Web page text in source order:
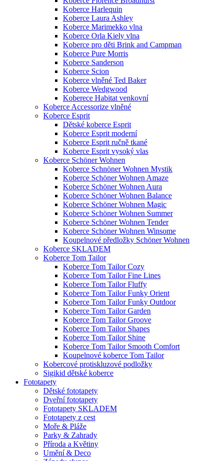
Koberce Harlequin
Koberce Laura Ashley
Koberce Marimekko vlna
Koberce Orla Kiely vlna
Koberce pro děti Brink and Campman
Koberce Pure Morris
Koberce Sanderson
Koberce Scion
Koberce vlněné Ted Baker
Koberce Wedgwood
Koberece Habitat venkovní
Koberce Accessorize vlněné
Koberce Esprit
Dětské koberce Esprit
Koberce Esprit moderní
Koberce Esprit ručně tkané
Koberce Esprit vysoký vlas
Koberce Schöner Wohnen
Koberce Schnöner Wohnen Mystik
Koberce Schöner Wohnen Amaze
Koberce Schöner Wohnen Aura
Koberce Schöner Wohnen Balance
Koberce Schöner Wohnen Magic
Koberce Schöner Wohnen Summer
Koberce Schöner Wohnen Tender
Koberce Schöner Wohnen Winsome
Koupelnové předložky Schöner Wohnen
Koberce SKLADEM
Koberce Tom Tailor
Koberce Tom Tailor Cozy
Koberce Tom Tailor Fine Lines
Koberce Tom Tailor Fluffy
Koberce Tom Tailor Funky Orient
Koberce Tom Tailor Funky Outdoor
Koberce Tom Tailor Garden
Koberce Tom Tailor Groove
Koberce Tom Tailor Shapes
Koberce Tom Tailor Shine
Koberce Tom Tailor Smooth Comfort
Koupelnové koberce Tom Tailor
Kobercové protiskluzové podložky
Sigikid dětské koberce
Fototapety
Dětské fototapety
Dveřní fototapety
Fototapety SKLADEM
Fototapety z cest
Moře & Pláže
Parky & Zahrady
Příroda a Květiny
Umění & Deco